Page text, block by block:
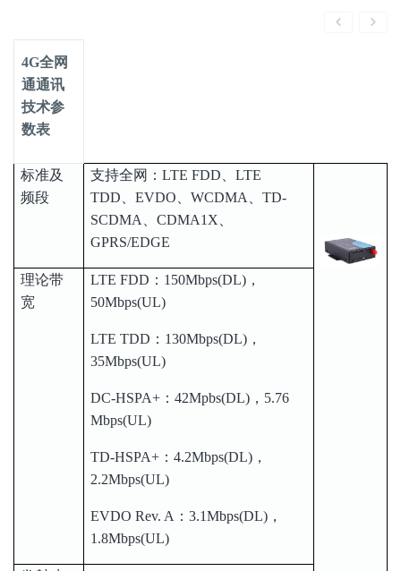
4G全网
通通讯
技术参
数表
标准及
频段
支持全网：LTE FDD、LTE
TDD、EVDO、WCDMA、TD-
SCDMA、CDMA1X、
GPRS/EDGE
理论带
宽
LTE FDD：150Mbps(DL)，
50Mbps(UL)
LTE TDD：130Mbps(DL)，
35Mbps(UL)
DC-HSPA+：42Mpbs(DL)，5.76
Mbps(UL)
TD-HSPA+：4.2Mbps(DL)，
2.2Mbps(UL)
EVDO Rev. A：3.1Mbps(DL)，
1.8Mbps(UL)